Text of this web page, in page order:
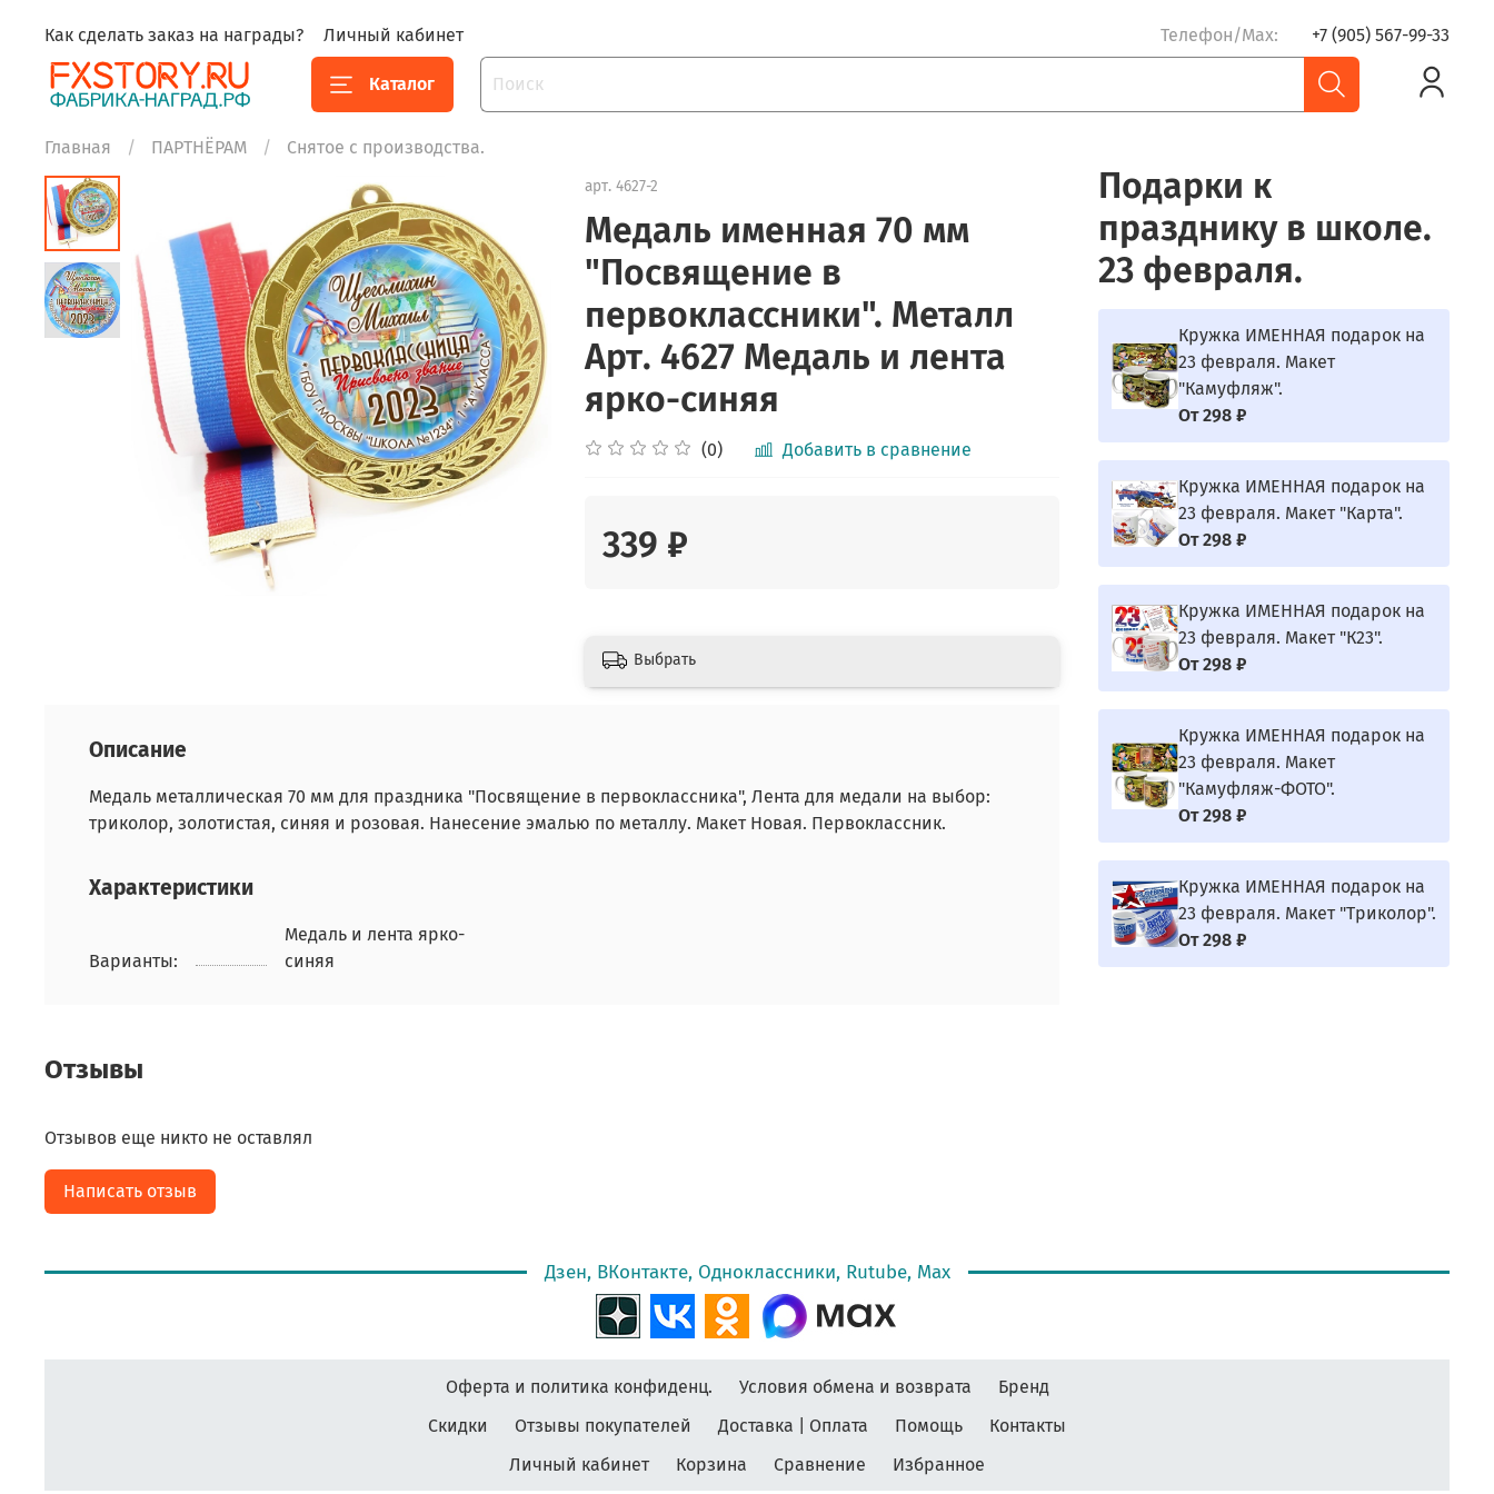
Как сделать заказ на награды? Личный кабинет Телефон/Max: +7 (905) 567-99-33
Каталог
Главная ПАРТНЁРАМ Снятое с производства.
арт.4627-2
Медаль именная 70 мм
"Посвящение в
первоклассники". Металл
Арт. 4627 Медаль и лента
ярко-синяя
(0) Добавить в сравнение
339 ₽
Выбрать
Описание
Медаль металлическая 70 мм для праздника "Посвящение в первоклассника", Лента для медали на выбор:
триколор, золотистая, синяя и розовая. Нанесение эмалью по металлу. Макет Новая. Первоклассник.
Характеристики
Варианты:
Медаль и лента ярко-
синяя
Отзывы
Отзывов еще никто не оставлял
Написать отзыв
Подарки к
празднику в школе.
23 февраля.
Кружка ИМЕННАЯ подарок на
23 февраля. Макет
"Камуфляж".
От 298 ₽
Кружка ИМЕННАЯ подарок на
23 февраля. Макет "Карта".
От 298 ₽
Кружка ИМЕННАЯ подарок на
23 февраля. Макет "К23".
От 298 ₽
Кружка ИМЕННАЯ подарок на
23 февраля. Макет
"Камуфляж-ФОТО".
От 298 ₽
Кружка ИМЕННАЯ подарок на
23 февраля. Макет "Триколор".
От 298 ₽
Дзен, ВКонтакте, Одноклассники, Rutube, Max
Оферта и политика конфиденц. Условия обмена и возврата
Бренд
Скидки
Отзывы покупателей Доставка | Оплата Помощь
Контакты
Личный кабинет
Корзина Сравнение Избранное